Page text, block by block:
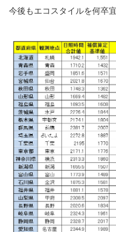
今後もエコスタイルを何卒